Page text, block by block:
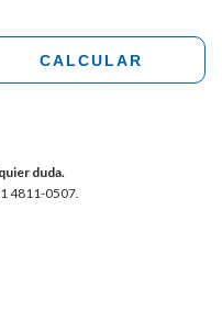
CALCULAR
duda.
4811-0507.